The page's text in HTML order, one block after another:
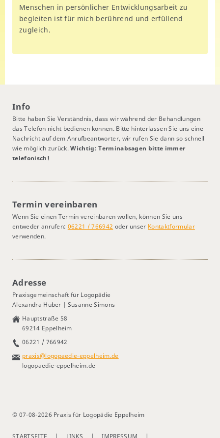
Menschen in persönlicher Entwicklungsarbeit zu
begleiten ist für mich berührend und erfüllend
zugleich.
Info
Bitte haben Sie Verständnis, dass wir während der Behandlungen
das Telefon nicht bedienen können. Bitte hinterlassen Sie uns eine
Nachricht auf dem Anrufbeantworter, wir rufen Sie dann so schnell
wie möglich zurück.Wichtig: Terminabsagen bitte immer
telefonisch!
Termin vereinbaren
Wenn Sie einen Termin vereinbaren wollen, können Sie uns
entweder anrufen: 06221 / 766942 oder unser Kontaktformular
verwenden.
Adresse
Praxisgemeinschaft für Logopädie
Alexandra Huber | Susanne Simons
Hauptstraße 58
69214 Eppelheim
06221 / 766942
praxis@logopaedie-eppelheim.de
logopaedie-eppelheim.de
© 07-08-2026 Praxis für Logopädie Eppelheim